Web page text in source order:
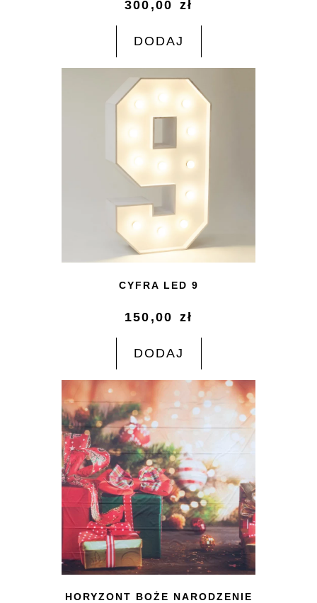
300,00 zł
DODAJ
CYFRA LED 9
150,00 zł
DODAJ
HORYZONT BOŻE NARODZENIE